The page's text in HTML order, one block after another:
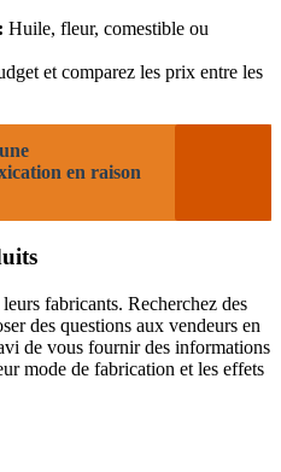
Huile, fleur, comestible ou
et comparez les prix entre les
en raison
fabricants. Recherchez des
des questions aux vendeurs en
de vous fournir des informations
mode de fabrication et les effets